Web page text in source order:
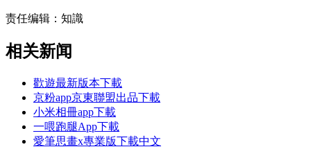
责任编辑：知識
相关新闻
歡遊最新版本下載
京粉app京東聯盟出品下載
小米相冊app下載
一喂跑腿App下載
愛筆思畫x專業版下載中文